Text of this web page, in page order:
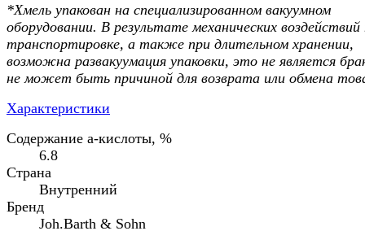
*Хмель упакован на специализированном вакуумном
оборудовании. В результате механических воздействий
транспортировке, а также при длительном хранении,
возможна развакуумация упаковки, это не является
не может быть причиной для возврата или обмена
Характеристики
Содержание а-кислоты, %
6.8
Страна
Внутренний
Бренд
Joh.Barth & Sohn